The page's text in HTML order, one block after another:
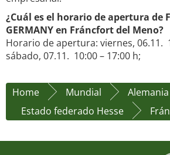
¿Cuál es el horario de apertura de
GERMANY en Fráncfort del Meno?
Horario de apertura: viernes, 06.11.
sábado, 07.11. 10:00 – 17:00 h;
Home Mundial
Alemania
Estado federado Hesse